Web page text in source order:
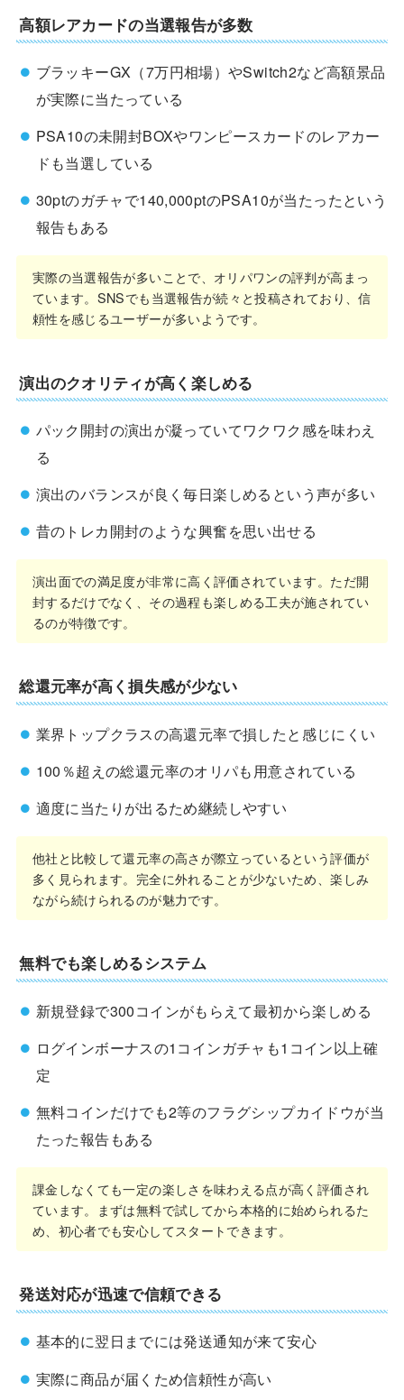
高額レアカードの当選報告が多数
ブラッキーGX（7万円相場）やSwitch2など高額景品
が実際に当たっている
PSA10の未開封BOXやワンピースカードのレアカー
ドも当選している
30ptのガチャで140,000ptのPSA10が当たったという
報告もある
実際の当選報告が多いことで、オリパワンの評判が高まっ
ています。SNSでも当選報告が続々と投稿されており、信
頼性を感じるユーザーが多いようです。
演出のクオリティが高く楽しめる
パック開封の演出が凝っていてワクワク感を味わえ
る
演出のバランスが良く毎日楽しめるという声が多い
昔のトレカ開封のような興奮を思い出せる
演出面での満足度が非常に高く評価されています。ただ開
封するだけでなく、その過程も楽しめる工夫が施されてい
るのが特徴です。
総還元率が高く損失感が少ない
業界トップクラスの高還元率で損したと感じにくい
100％超えの総還元率のオリパも用意されている
適度に当たりが出るため継続しやすい
他社と比較して還元率の高さが際立っているという評価が
多く見られます。完全に外れることが少ないため、楽しみ
ながら続けられるのが魅力です。
無料でも楽しめるシステム
新規登録で300コインがもらえて最初から楽しめる
ログインボーナスの1コインガチャも1コイン以上確
定
無料コインだけでも2等のフラグシップカイドウが当
たった報告もある
課金しなくても一定の楽しさを味わえる点が高く評価され
ています。まずは無料で試してから本格的に始められるた
め、初心者でも安心してスタートできます。
発送対応が迅速で信頼できる
基本的に翌日までには発送通知が来て安心
実際に商品が届くため信頼性が高い